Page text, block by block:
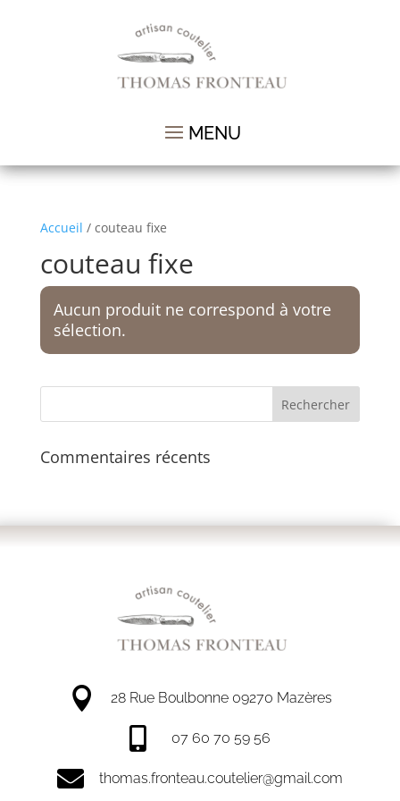
Accueil / couteau fixe
couteau fixe
Aucun produit ne correspond à votre
sélection.
Commentaires récents
 28 Rue Boulbonne 09270 Mazères
 07 60 70 59 56
 thomas.fronteau.coutelier@gmail.com